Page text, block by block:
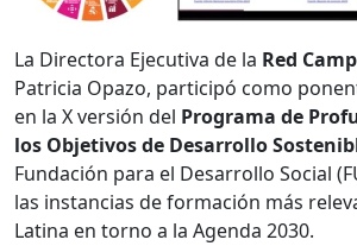
La Directora Ejecutiva de la Red
Patricia Opazo, participó como
en la X versión del Programa de
los Objetivos de Desarrollo
Fundación para el Desarrollo Social
las instancias de formación más
Latina en torno a la Agenda 2030.